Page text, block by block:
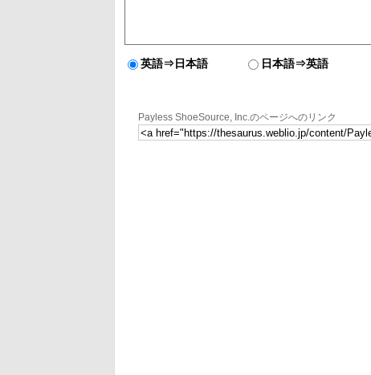
英語⇒日本語 日本語⇒英語
Payless ShoeSource, Inc.のページへのリンク